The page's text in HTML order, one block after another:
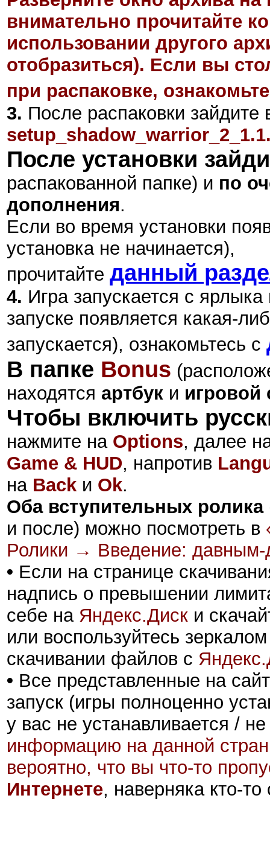
внимательно прочитайте
использовании другого
отобразиться). Если вы
при распаковке,
3. После распаковки зайдите
После установки
распакованной папке) и по
дополнения.
Если во время установки
установка не начинается),
прочитайте данный
4. Игра запускается с
запуске появляется какая-
запускается), ознакомьтесь с
В папке Bonus
находятся артбук и игровой
Чтобы включить
нажмите на Options, далее
Game & HUD, напротив
на Back и Ok.
Оба вступительных ролика
и после) можно посмотреть в
Ролики → Введение:
• Если на странице
надпись о превышении
себе на Яндекс.Диск и
или воспользуйтесь
скачивании файлов с
• Все представленные на
запуск (игры полноценно
у вас не устанавливается /
информацию на данной
вероятно, что вы что-то
Интернете, наверняка кто-